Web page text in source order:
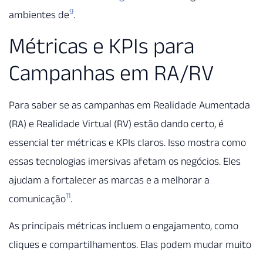
ambientes de9.
Métricas e KPIs para
Campanhas em RA/RV
Para saber se as campanhas em Realidade Aumentada
(RA) e Realidade Virtual (RV) estão dando certo, é
essencial ter métricas e KPIs claros. Isso mostra como
essas tecnologias imersivas afetam os negócios. Eles
ajudam a fortalecer as marcas e a melhorar a
comunicação11.
As principais métricas incluem o engajamento, como
cliques e compartilhamentos. Elas podem mudar muito